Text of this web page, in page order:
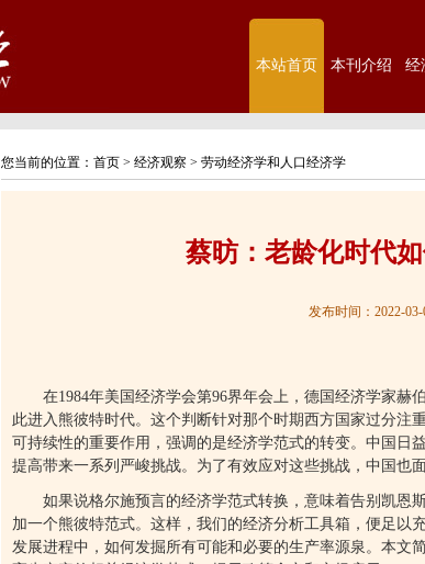
本站首页 本刊介绍 经
您当前的位置： 首页 > 经济观察 > 劳动经济学和人口经济学
蔡昉：老龄化时代
发布时间：2022-03-
在1984年美国经济学会第96界年会上，德国经济学家赫
此进入熊彼特时代。这个判断针对那个时期西方国家过分注
可持续性的重要作用，强调的是经济学范式的转变。中国日
提高带来一系列严峻挑战。为了有效应对这些挑战，中国也
如果说格尔施预言的经济学范式转换，意味着告别凯恩
加一个熊彼特范式。这样，我们的经济分析工具箱，便足以
发展进程中，如何发掘所有可能和必要的生产率源泉。本文